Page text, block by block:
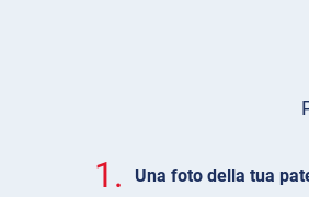
1. Una foto della tua